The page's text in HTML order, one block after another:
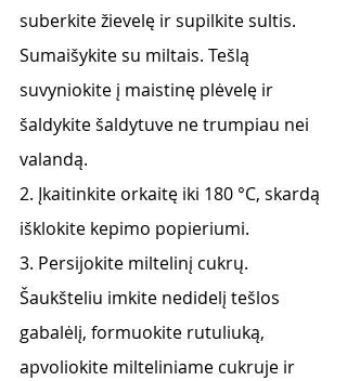
suberkite žievelę ir supilkite sultis.
Sumaišykite su miltais. Tešlą
suvyniokite į maistinę plėvelę ir
šaldykite šaldytuve ne trumpiau nei
valandą.
2. Įkaitinkite orkaitę iki 180 °C, skardą
išklokite kepimo popieriumi.
3. Persijokite miltelinį cukrų.
Šaukšteliu imkite nedidelį tešlos
gabalėlį, formuokite rutuliuką,
apvoliokite milteliniame cukruje ir